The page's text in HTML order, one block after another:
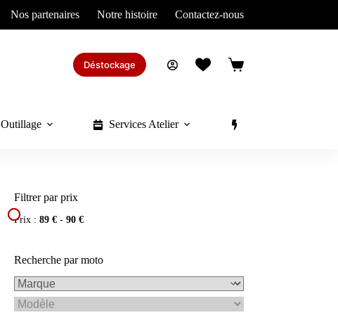
Nos partenaires Notre histoire Contactez-nous
Déstockage
Panier
Outillage Services Atelier
Filtrer par prix
Prix :89 € -90 €
Recherche par moto